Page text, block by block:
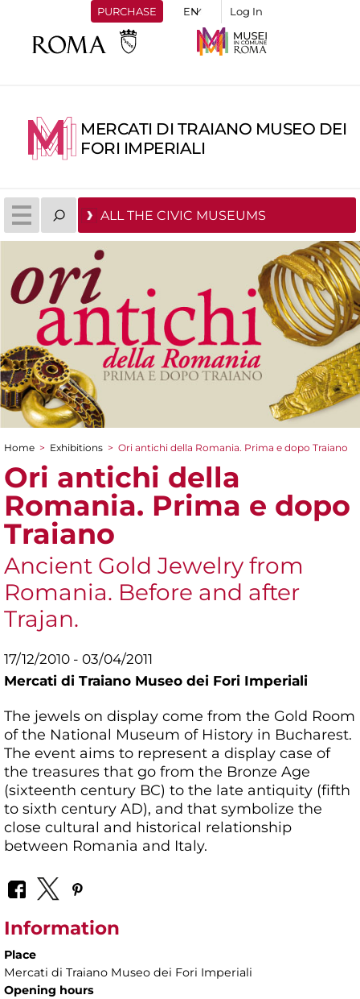
PURCHASE Log In
MERCATI DI TRAIANO MUSEO DEI
FORI IMPERIALI
ALL THE CIVIC MUSEUMS
You are here
Home > Exhibitions > Ori antichi della Romania. Prima e dopo Traiano
Ori antichi della
Romania. Prima e dopo
Traiano
Ancient Gold Jewelry from
Romania. Before and after
Trajan.
17/12/2010 - 03/04/2011
Mercati di Traiano Museo dei Fori Imperiali
The jewels on display come from the Gold Room
of the National Museum of History in Bucharest.
The event aims to represent a display case of
the treasures that go from the Bronze Age
(sixteenth century BC) to the late antiquity (fifth
to sixth century AD), and that symbolize the
close cultural and historical relationship
between Romania and Italy.
Information
Place
Mercati di Traiano Museo dei Fori Imperiali
Opening hours